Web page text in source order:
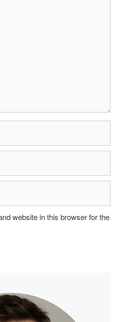
website in this browser for the